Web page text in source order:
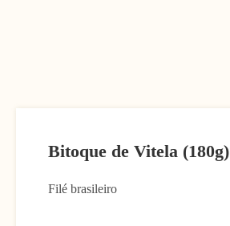
Bitoque de Vitela (180g)
Filé brasileiro